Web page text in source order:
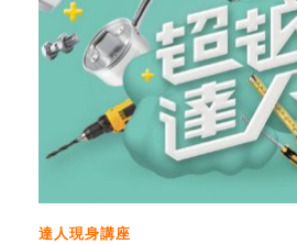
達人現身講座